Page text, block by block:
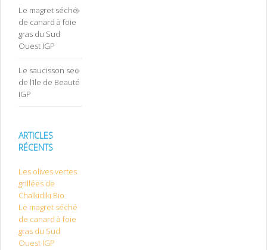
Le magret séché
de canard à foie
gras du Sud
Ouest IGP
Le saucisson sec
de l’Ile de Beauté
IGP
ARTICLES
RÉCENTS
Les olives vertes
grillées de
Chalkidiki Bio
Le magret séché
de canard à foie
gras du Sud
Ouest IGP